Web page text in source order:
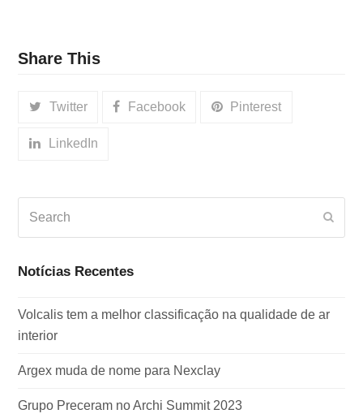
Share This
Twitter Facebook Pinterest
LinkedIn
Notícias Recentes
Volcalis tem a melhor classificação na qualidade de ar
interior
Argex muda de nome para Nexclay
Grupo Preceram no Archi Summit 2023